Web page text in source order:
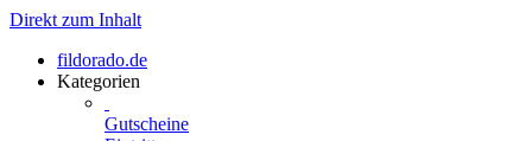
Direkt zum Inhalt
fildorado.de
Kategorien
Gutscheine